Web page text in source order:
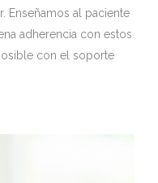
Enseñamos al paciente
adherencia con estos
con el soporte